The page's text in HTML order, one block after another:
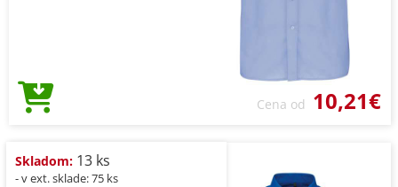
Cena od 10,21€
Skladom: 13 ks
- v ext. sklade: 75 ks